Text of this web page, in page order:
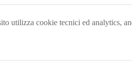
utilizza cookie tecnici ed analytics,